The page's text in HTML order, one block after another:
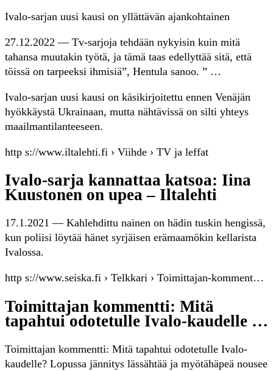
Ivalo-sarjan uusi kausi on yllättävän ajankohtainen
27.12.2022 — Tv-sarjoja tehdään nykyisin kuin mitä
tahansa muutakin työtä, ja tämä taas edellyttää sitä, että
töissä on tarpeeksi ihmisiä”, Hentula sanoo. ” …
Ivalo-sarjan uusi kausi on käsikirjoitettu ennen Venäjän
hyökkäystä Ukrainaan, mutta nähtävissä on silti yhteys
maailmantilanteeseen.
http s://www.iltalehti.fi › Viihde › TV ja leffat
Ivalo-sarja kannattaa katsoa: Iina
Kuustonen on upea – Iltalehti
17.1.2021 — Kahlehdittu nainen on hädin tuskin hengissä,
kun poliisi löytää hänet syrjäisen erämaamökin kellarista
Ivalossa.
http s://www.seiska.fi › Telkkari › Toimittajan-komment…
Toimittajan kommentti: Mitä
tapahtui odotetulle Ivalo-kaudelle …
Toimittajan kommentti: Mitä tapahtui odotetulle Ivalo-
kaudelle? Lopussa jännitys lässähtää ja myötähäpeä nousee